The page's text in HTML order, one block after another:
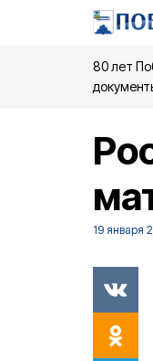
80 лет
19 января